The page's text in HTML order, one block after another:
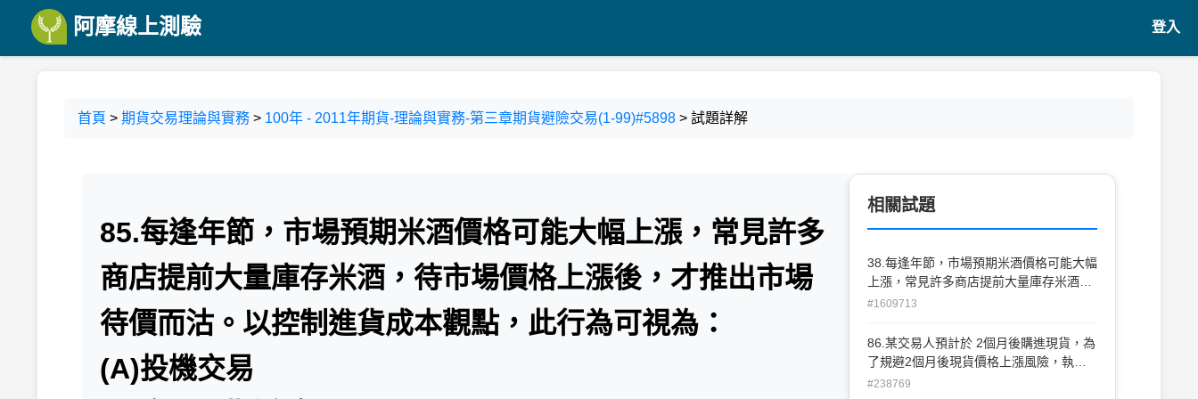
阿摩線上測驗 登入
首頁 > 期貨交易理論與實務 > 100年 - 2011年期貨-理論與實務-第三章期貨避險交易(1-99)#5898 > 試題詳解
85.每逢年節，市場預期米酒價格可能大幅上漲，常見許多
商店提前大量庫存米酒，待市場價格上漲後，才推出市場
待價而沽。以控制進貨成本觀點，此行為可視為：
(A)投機交易
相關試題
38.每逢年節，市場預期米酒價格可能大幅
上漲，常見許多商店提前大量庫存米酒，
待市場價格上 漲後，才推出市場待價而
為： (A)投機交易 (B)空頭預期避險 (C)多
頭預期避險 (D)選項A、B、C皆非
#1609713
86.某交易人預計於 2個月後購進現貨，為
了規避2個月後現貨價格上漲風險，執行
多頭避險。2個月期間，基差值由 -5 轉至
#238769